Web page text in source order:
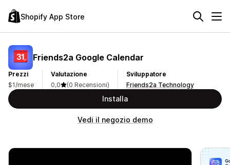
Shopify App Store
Friends2a Google Calendar
Prezzi
$1/mese
Valutazione
0,0
(0 Recensioni)
Sviluppatore
Friends2a Technology
Installa
Vedi il negozio demo